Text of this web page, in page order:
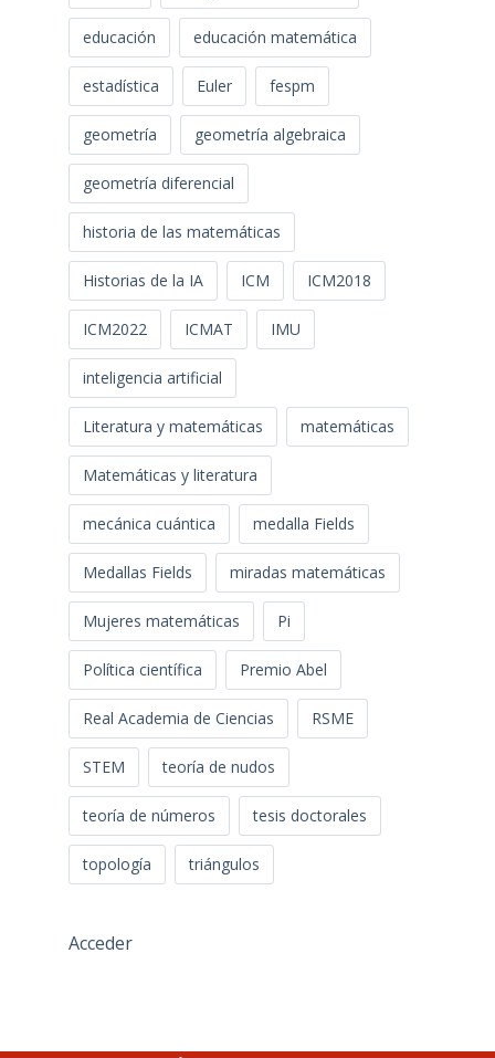
educación educación matemática
estadística Euler fespm
geometría geometría algebraica
geometría diferencial
historia de las matemáticas
Historias de la IA ICM ICM2018
ICM2022 ICMAT IMU
inteligencia artificial
Literatura y matemáticas matemáticas
Matemáticas y literatura
mecánica cuántica medalla Fields
Medallas Fields miradas matemáticas
Mujeres matemáticas Pi
Política científica Premio Abel
Real Academia de Ciencias RSME
STEM teoría de nudos
teoría de números tesis doctorales
topología triángulos
Acceder